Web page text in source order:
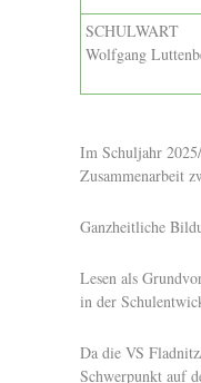
SCHULWART
Wolfgang
Im Schuljahr
Zusammenarbeit
Ganzheitliche
Lesen als
in der
Da die VS
Schwerpunkt auf